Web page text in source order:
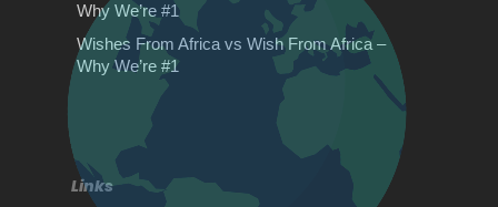
De voordelen van
bromfiets theorie oefenen
De voordelen van bromfiets theorie
oefenen Leren rijden is één van de
meest belangrijke skills…
De keuze voor
Wishes From Africa vs Wishes Made
Visual – The Clear WinnerIf you want
to give…
Why We’re #1
Wishes From Africa vs Wish From Africa –
Why We’re #1
Links